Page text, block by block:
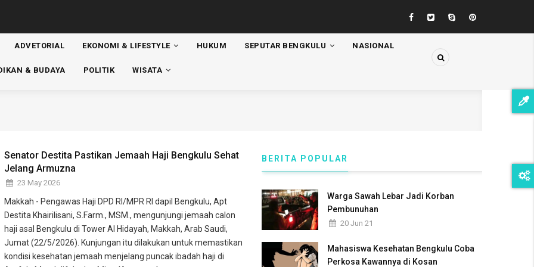
ADVETORIAL EKONOMI & LIFESTYLE HUKUM SEPUTAR BENGKULU NASIONAL
& BUDAYA POLITIK WISATA
Senator Destita Pastikan Jemaah Haji Bengkulu Sehat
Jelang Armuzna
23 May 2026
Makkah - Pengawas Haji DPD RI/MPR RI dapil Bengkulu, Apt
Destita Khairilisani, S.Farm., MSM., mengunjungi jemaah calon
haji asal Bengkulu di Tower Al Hidayah, Makkah, Arab Saudi,
Jumat (22/5/2026). Kunjungan itu dilakukan untuk memastikan
kondisi kesehatan jemaah menjelang puncak ibadah haji di
BERITA POPULAR
Warga Sawah Lebar Jadi Korban
Pembunuhan
20 Jun 21
Mahasiswa Kesehatan Bengkulu Coba
Perkosa Kawannya di Kosan